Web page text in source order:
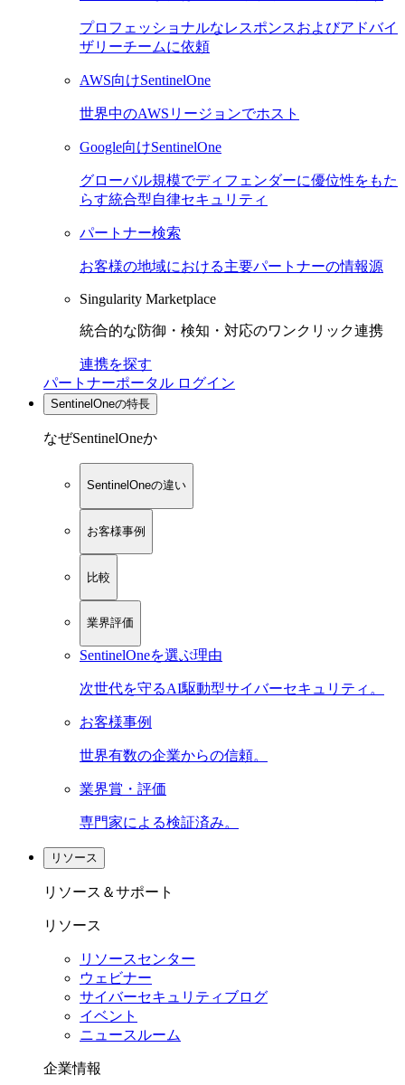
プロフェッショナルなレスポンスおよびアドバイ
ザリーチームに依頼
AWS向けSentinelOne
世界中のAWSリージョンでホスト
Google向けSentinelOne
グローバル規模でディフェンダーに優位性をもた
らす統合型自律セキュリティ
パートナー検索
お客様の地域における主要パートナーの情報源
Singularity Marketplace
統合的な防御・検知・対応のワンクリック連携
連携を探す
パートナーポータル ログイン
SentinelOneの特長
なぜSentinelOneか
SentinelOneの違い
お客様事例
比較
業界評価
SentinelOneを選ぶ理由
次世代を守るAI駆動型サイバーセキュリティ。
お客様事例
世界有数の企業からの信頼。
業界賞・評価
専門家による検証済み。
リソース
リソース＆サポート
リソース
リソースセンター
ウェビナー
サイバーセキュリティブログ
イベント
ニュースルーム
企業情報